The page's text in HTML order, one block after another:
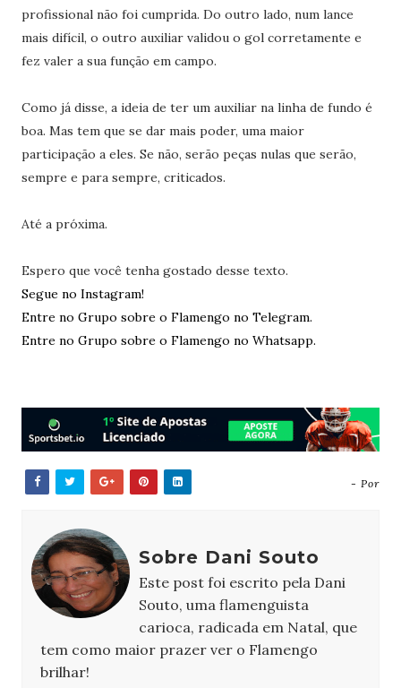
profissional não foi cumprida. Do outro lado, num lance
mais difícil, o outro auxiliar validou o gol corretamente e
fez valer a sua função em campo.
Como já disse, a ideia de ter um auxiliar na linha de fundo é
boa. Mas tem que se dar mais poder, uma maior
participação a eles. Se não, serão peças nulas que serão,
sempre e para sempre, criticados.
Até a próxima.
Espero que você tenha gostado desse texto.
Segue no Instagram!
Entre no Grupo sobre o Flamengo no Telegram.
Entre no Grupo sobre o Flamengo no Whatsapp.
- Por
Sobre Dani Souto
Este post foi escrito pela Dani
Souto, uma flamenguista
carioca, radicada em Natal, que
tem como maior prazer ver o Flamengo
brilhar!